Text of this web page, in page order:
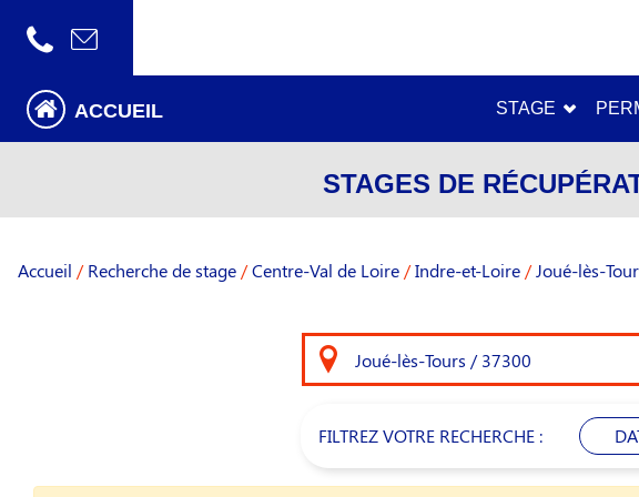
ACCUEIL STAGE
STAGES DE
Accueil / Recherche de stage /Centre-Val de Loire /Indre-et-Loire /Joué-lès-
FILTREZ VOTRE RECHERCHE :